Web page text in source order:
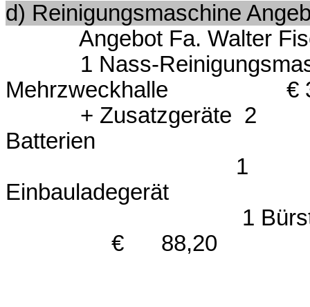
d) Reinigungsmaschine
Angebot Fa. Walter
1 Nass-
Mehrzweckhalle €
+ Zusatzgeräte 2
Batterien
1
1
€ 88,20